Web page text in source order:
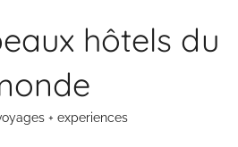
hôtels du
+ experiences